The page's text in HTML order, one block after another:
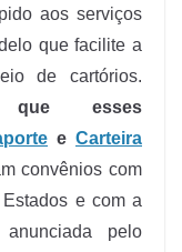
aos serviços
que facilite a
de cartórios.
que esses
e Carteira
convênios com
e com a
pelo